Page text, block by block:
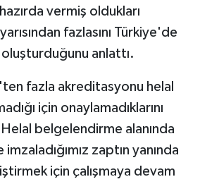
vermiş oldukları
fazlasını Türkiye'de
oluşturduğunu anlattı.
fazla akreditasyonu helal
için onaylamadıklarını
belgelendirme alanında
zaptın yanında
için çalışmaya devam